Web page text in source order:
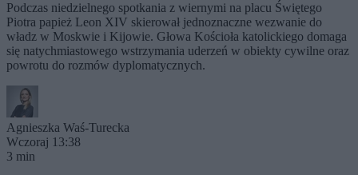
Podczas niedzielnego spotkania z wiernymi na placu Świętego
Piotra papież Leon XIV skierował jednoznaczne wezwanie do
władz w Moskwie i Kijowie. Głowa Kościoła katolickiego domaga
się natychmiastowego wstrzymania uderzeń w obiekty cywilne oraz
powrotu do rozmów dyplomatycznych.
Agnieszka Waś-Turecka
Wczoraj 13:38
3 min